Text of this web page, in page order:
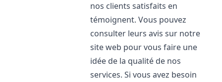
nos clients satisfaits en
témoignent. Vous pouvez
consulter leurs avis sur notre
site web pour vous faire une
idée de la qualité de nos
services. Si vous avez besoin